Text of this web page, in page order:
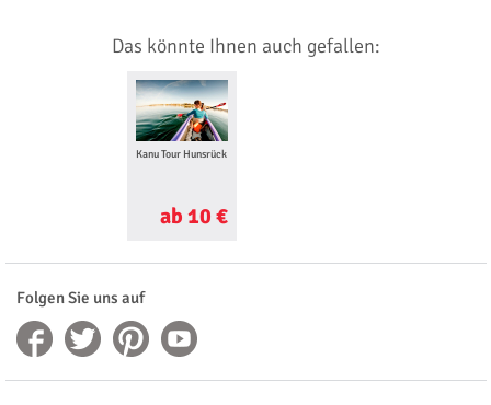
Das könnte Ihnen auch gefallen:
Kanu Tour Hunsrück
ab 10 €
Folgen Sie uns auf